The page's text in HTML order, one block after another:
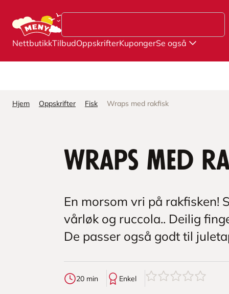
NettbutikkTilbudOppskrifterKupongerSe også
Hjem Oppskrifter Fisk Wraps med rakfisk
Wraps med
En morsom vri på rakfisken!
vårløk og ruccola.. Deilig
De passer også godt til
20 min Enkel 0av5stjerner